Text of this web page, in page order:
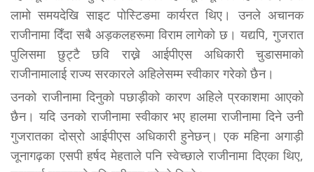
लामो समयदेखि साइट पोस्टिङमा कार्यरत थिए। उनले अचानक
राजीनामा दिँदा सबै अड़कलहरूमा विराम लागेको छ। यद्यपि, गुजरात
पुलिसमा छुट्टै छवि राख्ने आईपीएस अधिकारी चुडासमाको
राजीनामालाई राज्य सरकारले अहिलेसम्म स्वीकार गरेको छैन।
उनको राजीनामा दिनुको पछाड़ीको कारण अहिले प्रकाशमा आएको
छैन। यदि उनको राजीनामा स्वीकार भए हालमा राजीनामा दिने उनी
गुजरातका दोस्रो आईपीएस अधिकारी हुनेछन्। एक महिना अगाड़ी
जूनागढ़का एसपी हर्षद मेहताले पनि स्वेच्छाले राजीनामा दिएका थिए,